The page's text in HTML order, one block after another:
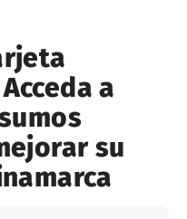
a
su